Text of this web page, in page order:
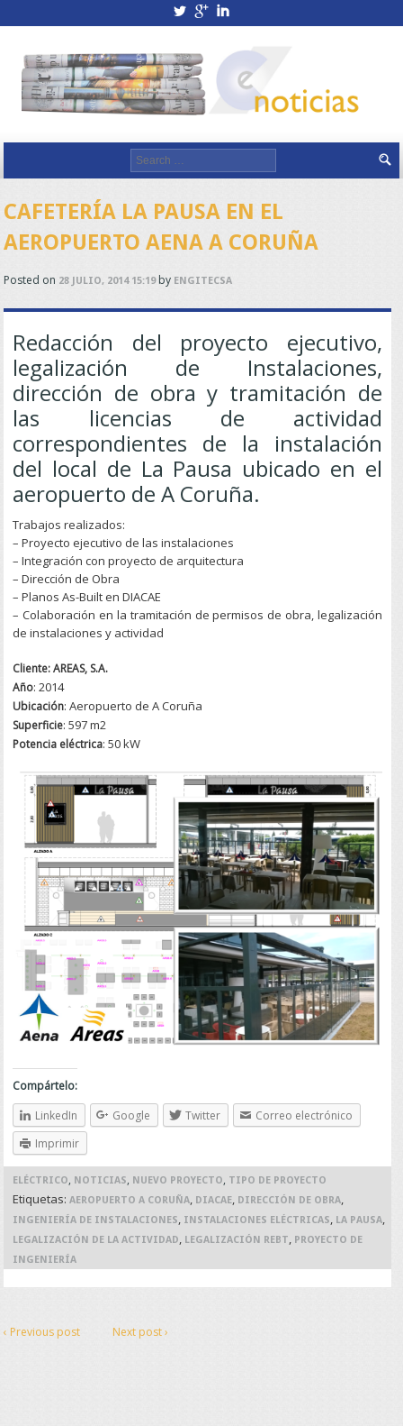
twitterbird googleplus linkedin
Search for:
CAFETERÍA LA PAUSA EN EL
AEROPUERTO AENA A CORUÑA
Posted on 28 JULIO, 2014 15:19 by ENGITECSA
Redacción del proyecto ejecutivo,
legalización de Instalaciones,
dirección de obra y tramitación de
las licencias de actividad
correspondientes de la instalación
del local de La Pausa ubicado en el
aeropuerto de A Coruña.
Trabajos realizados:
– Proyecto ejecutivo de las instalaciones
– Integración con proyecto de arquitectura
– Dirección de Obra
– Planos As-Built en DIACAE
– Colaboración en la tramitación de permisos de obra, legalización
de instalaciones y actividad
Cliente: AREAS, S.A.
Año: 2014
Ubicación: Aeropuerto de A Coruña
Superficie: 597 m2
Potencia eléctrica: 50 kW
Compártelo:
LinkedIn
Google Twitter
Correo electrónico
Imprimir
ELÉCTRICO, NOTICIAS, NUEVO PROYECTO, TIPO DE PROYECTO
Etiquetas:AEROPUERTO A CORUÑA, DIACAE, DIRECCIÓN DE OBRA,
INGENIERÍA DE INSTALACIONES, INSTALACIONES ELÉCTRICAS, LA PAUSA,
LEGALIZACIÓN DE LA ACTIVIDAD, LEGALIZACIÓN REBT, PROYECTO DE
INGENIERÍA
‹ Previous post Next post ›